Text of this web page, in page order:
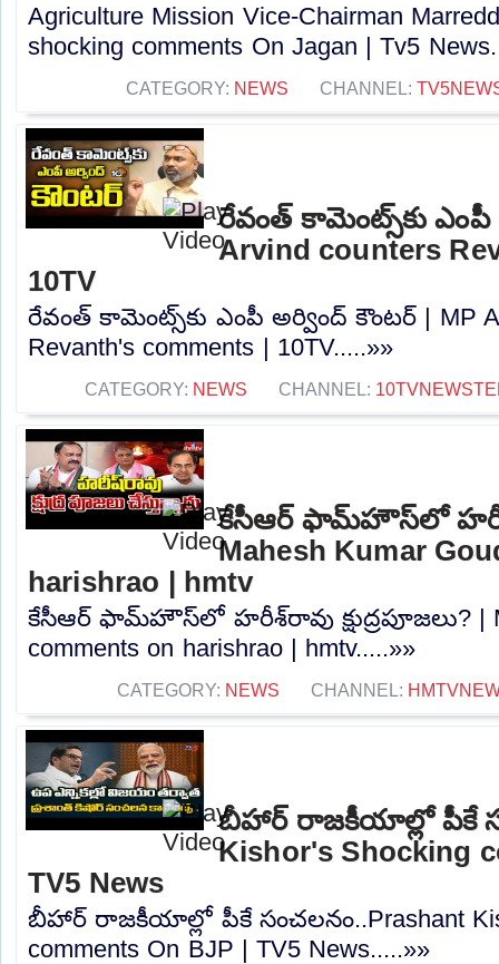
Agriculture Mission Vice-Chairman
shocking comments On Jagan | Tv5
CATEGORY: NEWS CHANNEL:
రేవంత్ కామెంట్స్‌కు ఎంపీ
Arvind counters
10TV
రేవంత్ కామెంట్స్‌కు ఎంపీ అర్వింద్ కౌంటర్ | MP
Revanth's comments | 10TV.....»»
CATEGORY: NEWS CHANNEL:
కేసీఆర్ ఫామ్‌హౌస్‌లో
Mahesh Kumar
harishrao | hmtv
కేసీఆర్ ఫామ్‌హౌస్‌లో హరీశ్‌రావు క్షుద్రపూజలు? |
comments on harishrao | hmtv.....»»
CATEGORY: NEWS CHANNEL:
బీహార్ రాజకీయాల్లో పీకే
Kishor's Shocking
TV5 News
బీహార్ రాజకీయాల్లో పీకే సంచలనం..Prashant
comments On BJP | TV5 News.....»»